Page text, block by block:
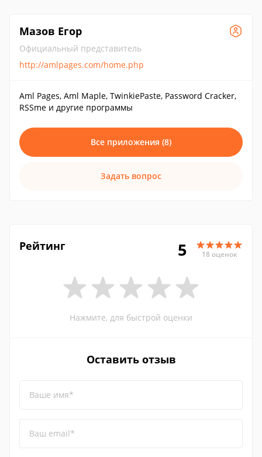
Мазов Егор
Официальный представитель
http://amlpages.com/home.php
Aml Pages, Aml Maple, TwinkiePaste, Password Cracker,
RSSme и другие программы
Все приложения (8)
Задать вопрос
Рейтинг 5 18 оценок
Нажмите, для быстрой оценки
Оставить отзыв
Ваше имя*
Ваш email*